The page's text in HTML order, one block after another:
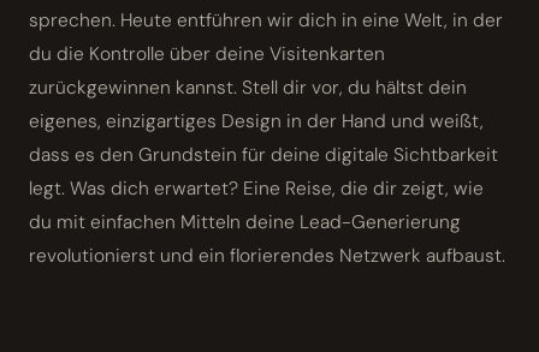
sprechen. Heute entführen wir dich in eine Welt, in der
du die Kontrolle über deine Visitenkarten
zurückgewinnen kannst. Stell dir vor, du hältst dein
eigenes, einzigartiges Design in der Hand und weißt,
dass es den Grundstein für deine digitale Sichtbarkeit
legt. Was dich erwartet? Eine Reise, die dir zeigt, wie
du mit einfachen Mitteln deine Lead-Generierung
revolutionierst und ein florierendes Netzwerk aufbaust.